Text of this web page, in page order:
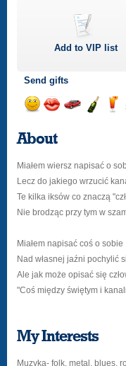
Add toVIP list
Send gifts
a
smilekiss
drive
About
Miałem wiersz napisać o
Lecz do jakiego wrzucić
Te kilka iksów co znaczą
Nie brodząc przy tym w
Miałem napisać coś o sobie
Nad własnej jaźni pochylić
Ale jak może opisać się
"Coś między świętym i
My Interests
Muzyka- folk, metal, blues,